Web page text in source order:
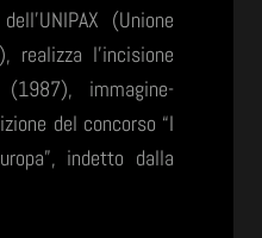
(Unione
realizza l’incisione
(1987), immagine-
del concorso “I
indetto dalla